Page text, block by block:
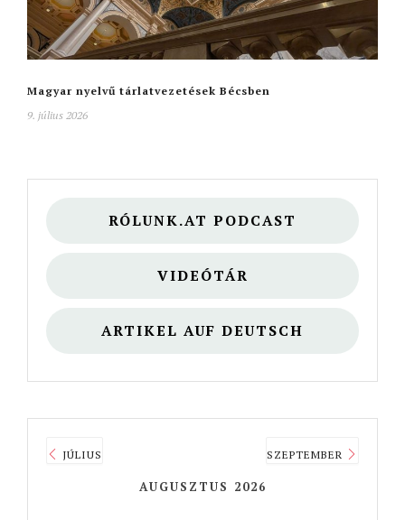
Magyar nyelvű tárlatvezetések Bécsben
9. július 2026
RÓLUNK.AT PODCAST
VIDEÓTÁR
ARTIKEL AUF DEUTSCH
JÚLIUS
AUGUSZTUS 2026
SZEPTEMBER